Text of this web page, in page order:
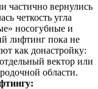
частично вернулись
четкость угла
носогубные и
лифтинг пока не
как донастройку:
вектор или
области.